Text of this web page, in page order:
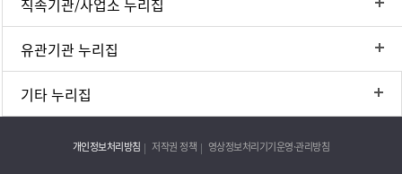
직속기관/사업소 누리집
유관기관 누리집
기타 누리집
개인정보처리방침 저작권 정책 영상정보처리기기운영·관리방침